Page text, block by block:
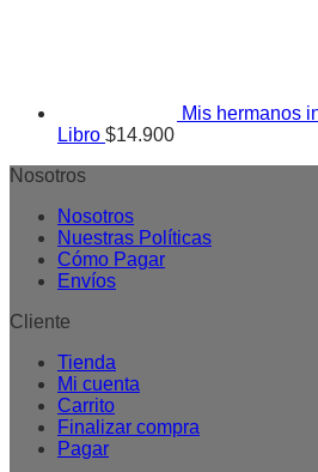
Mis hermanos
Libro $14.900
Nosotros
Nosotros
Nuestras Políticas
Cómo Pagar
Envíos
Cliente
Tienda
Mi cuenta
Carrito
Finalizar compra
Pagar